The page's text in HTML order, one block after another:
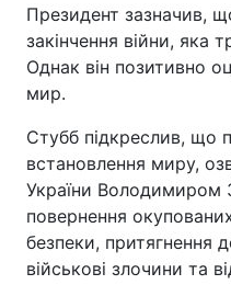
Президент зазначив,
закінчення війни, яка
Однак він позитивно
мир.
Стубб підкреслив, що
встановлення миру,
України Володимиром
повернення
безпеки, притягнення
військові злочини та